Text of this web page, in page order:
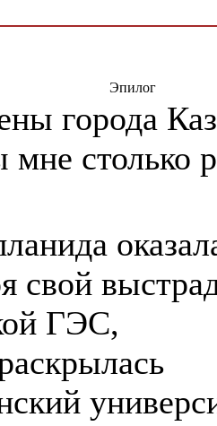
Эпилог
города
мне столько
свой
ГЭС,